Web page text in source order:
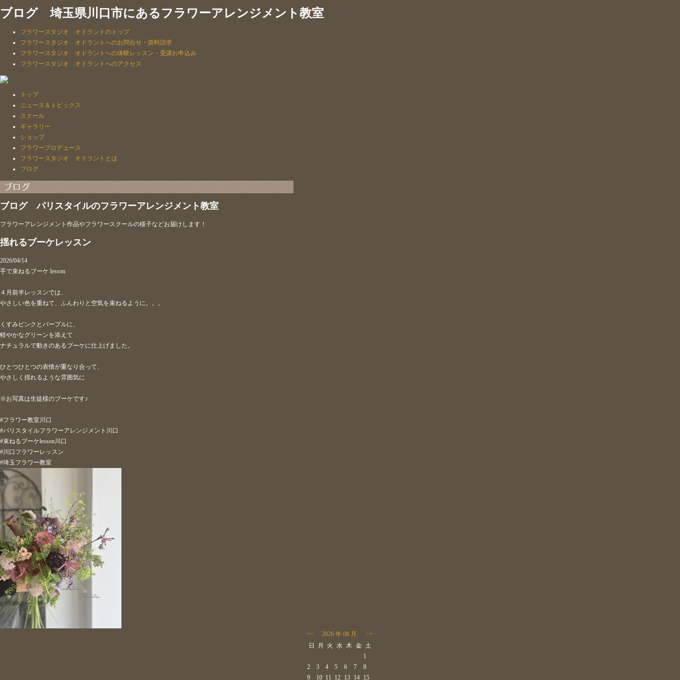
ブログ 埼玉県川口市にあるフラワーアレンジメント教室
フラワースタジオ オドラントのトップ
フラワースタジオ オドラントへのお問合せ・資料請求
フラワースタジオ オドラントへの体験レッスン・受講お申込み
フラワースタジオ オドラントへのアクセス
トップ
ニュース＆トピックス
スクール
ギャラリー
ショップ
フラワープロデュース
フラワースタジオ オドラントとは
ブログ
ブログ パリスタイルのフラワーアレンジメント教室
フラワーアレンジメント作品やフラワースクールの様子などお届けします！
揺れるブーケレッスン
2026/04/14
手で束ねるブーケ lesson
４月前半レッスンでは、
やさしい色を重ねて、ふんわりと空気を束ねるように。。。
くすみピンクとパープルに、
軽やかなグリーンを添えて
ナチュラルで動きのあるブーケに仕上げました。
ひとつひとつの表情が重なり合って、
やさしく揺れるような雰囲気に
※お写真は生徒様のブーケです♪
#フラワー教室川口
#パリスタイルフラワーアレンジメント川口
#束ねるブーケlesson川口
#川口フラワーレッスン
#埼玉フラワー教室
<< 2026 年 08 月
>>
日
月 火 水 木 金 土
1
2
3 4 5 6 7
8
9
10 11 12 13 14 15